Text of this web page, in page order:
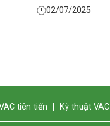
02/07/2025
tiên tiến Kỹ thuật VAC